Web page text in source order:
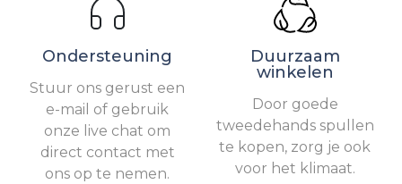
Ondersteuning
Stuur ons gerust een
e-mail of gebruik
onze live chat om
direct contact met
ons op te nemen.
Duurzaam
winkelen
Door goede
tweedehands spullen
te kopen, zorg je ook
voor het klimaat.